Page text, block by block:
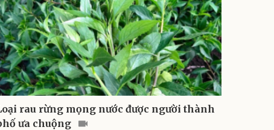
rau rừng mọng nước được người thành
ưa chuộng